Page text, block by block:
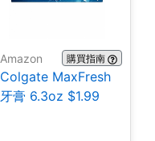
Amazon 購買指南
Colgate MaxFresh
牙膏 6.3oz $1.99